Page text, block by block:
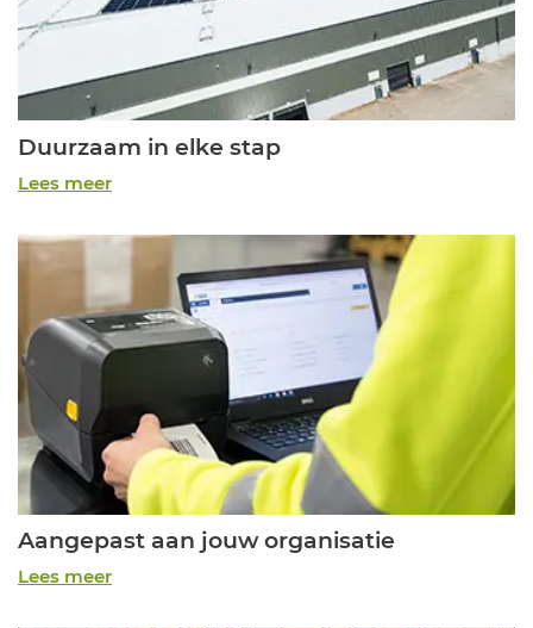
Duurzaam in elke stap
Lees meer
Aangepast aan jouw organisatie
Lees meer